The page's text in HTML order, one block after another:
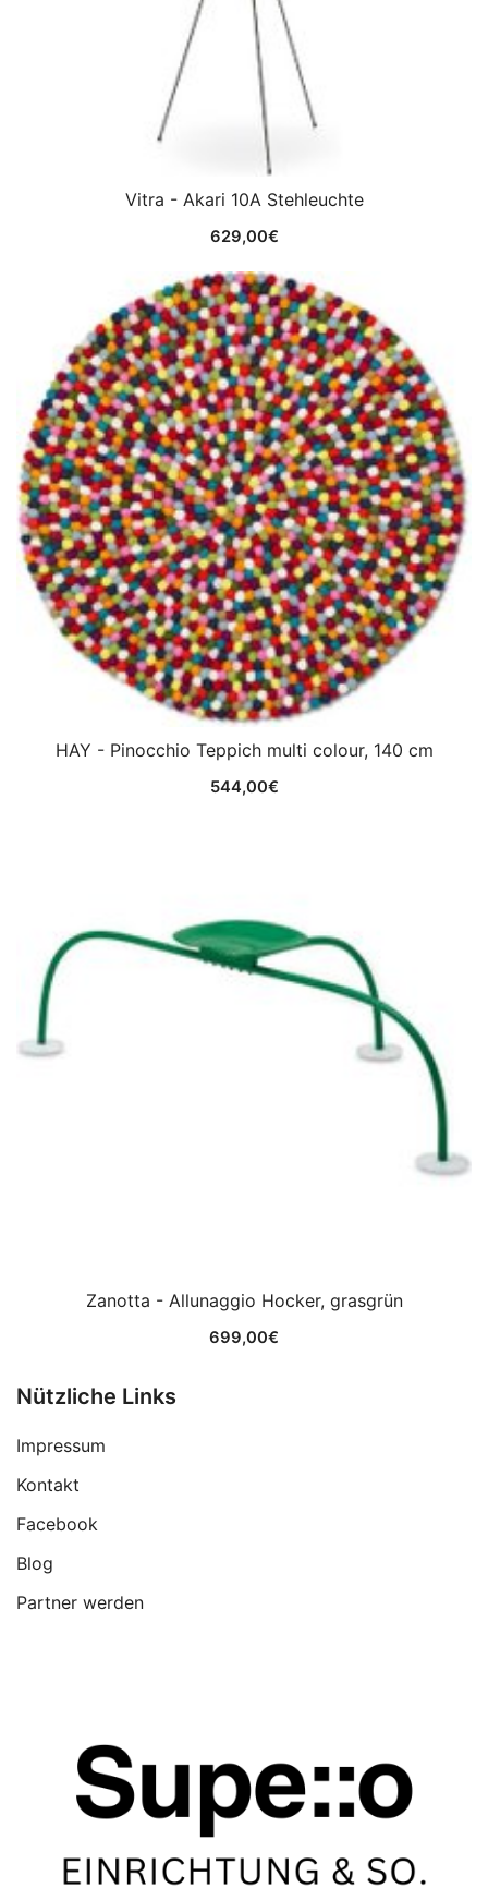
Vitra - Akari 10A Stehleuchte
629,00€
HAY - Pinocchio Teppich multi colour, 140 cm
544,00€
Zanotta - Allunaggio Hocker, grasgrün
699,00€
Nützliche Links
Impressum
Kontakt
Facebook
Blog
Partner werden